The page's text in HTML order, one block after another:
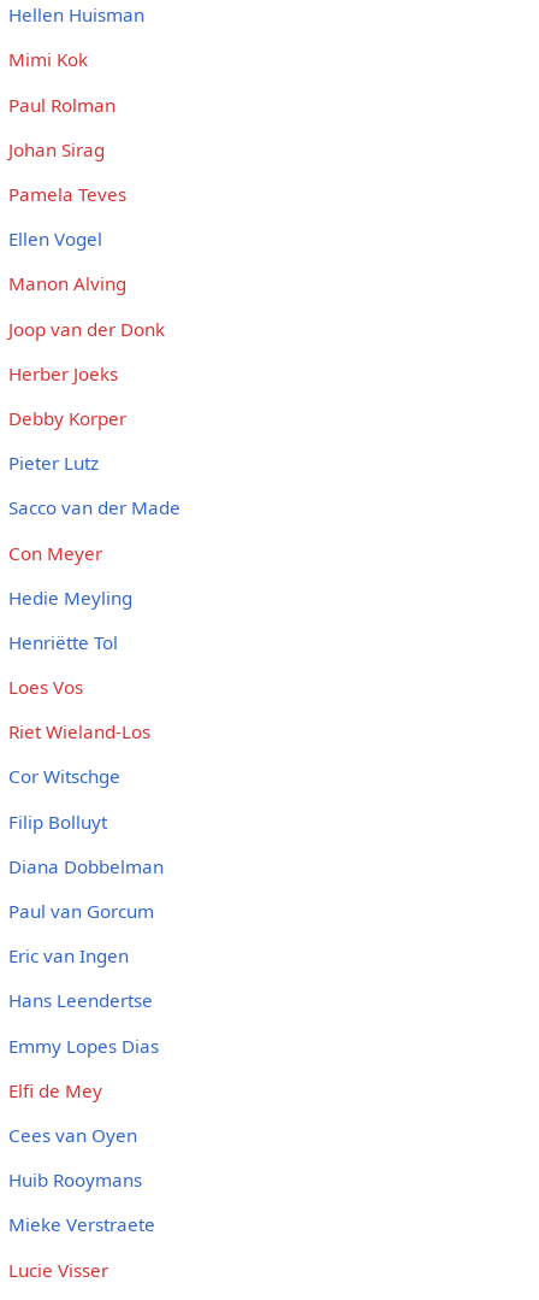
Hellen Huisman
Mimi Kok
Paul Rolman
Johan Sirag
Pamela Teves
Ellen Vogel
Manon Alving
Joop van der Donk
Herber Joeks
Debby Korper
Pieter Lutz
Sacco van der Made
Con Meyer
Hedie Meyling
Henriëtte Tol
Loes Vos
Riet Wieland-Los
Cor Witschge
Filip Bolluyt
Diana Dobbelman
Paul van Gorcum
Eric van Ingen
Hans Leendertse
Emmy Lopes Dias
Elfi de Mey
Cees van Oyen
Huib Rooymans
Mieke Verstraete
Lucie Visser